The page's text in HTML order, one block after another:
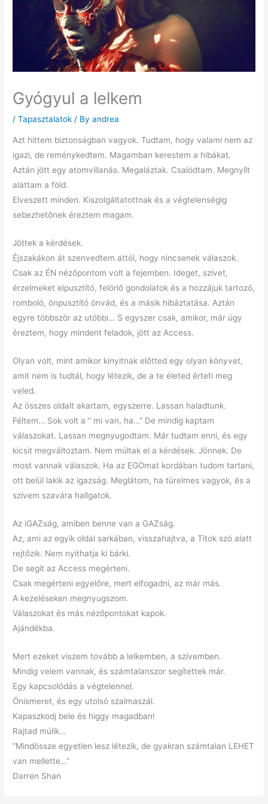
Gyógyul a lelkem
/Tapasztalatok / Byandrea
Azt hittem biztonságban vagyok. Tudtam, hogy valami nem az
igazi, de reménykedtem. Magamban kerestem a hibákat.
Aztán jött egy atomvillanás. Megaláztak. Csalódtam. Megnyílt
alattam a föld.
Elveszett minden. Kiszolgáltatottnak és a végtelenségig
sebezhetőnek éreztem magam.
Jöttek a kérdések.
Éjszakákon át szenvedtem attól, hogy nincsenek válaszok.
Csak az ÉN nézőpontom volt a fejemben. Ideget, szívet,
érzelmeket elpusztító, felörlő gondolatok és a hozzájuk tartozó,
romboló, önpusztító önvád, és a másik hibáztatása. Aztán
egyre többször az utóbbi… S egyszer csak, amikor, már úgy
éreztem, hogy mindent feladok, jött az Access.
Olyan volt, mint amikor kinyitnak előtted egy olyan könyvet,
amit nem is tudtál, hogy létezik, de a te életed érteti meg
veled.
Az összes oldalt akartam, egyszerre. Lassan haladtunk.
Féltem… Sok volt a “ mi van, ha…” De mindig kaptam
válaszokat. Lassan megnyugodtam. Már tudtam enni, és egy
kicsit megváltoztam. Nem múltak el a kérdések. Jönnek. De
most vannak válaszok. Ha az EGOmat kordában tudom tartani,
ott belül lakik az igazság. Meglátom, ha türelmes vagyok, és a
szívem szavára hallgatok.
Az iGAZság, amiben benne van a GAZság.
Az, ami az egyik oldal sarkában, visszahajtva, a Titok szó alatt
rejtőzik. Nem nyithatja ki bárki.
De segít az Access megérteni.
Csak megérteni egyelőre, mert elfogadni, az már más.
A kezeléseken megnyugszom.
Válaszokat és más nézőpontokat kapok.
Ajándékba.
Mert ezeket viszem tovább a lelkemben, a szívemben.
Mindig velem vannak, és számtalanszor segítettek már.
Egy kapcsolódás a végtelennel.
Önismeret, és egy utolsó szalmaszál.
Kapaszkodj bele és higgy magadban!
Rajtad múlik…
“Mindössze egyetlen lesz létezik, de gyakran számtalan LEHET
van mellette…”
Darren Shan